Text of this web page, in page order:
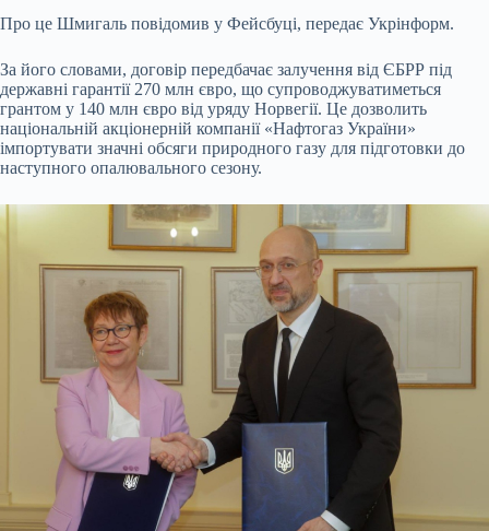
Про це Шмигаль повідомив у Фейсбуці, передає Укрінформ.
За його словами, договір передбачає залучення від ЄБРР під
державні гарантії 270 млн євро, що супроводжуватиметься
грантом у 140 млн євро від уряду Норвегії. Це дозволить
національній акціонерній компанії «Нафтогаз України»
імпортувати значні обсяги природного газу для підготовки до
наступного опалювального сезону.